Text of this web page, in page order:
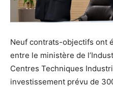
Neuf contrats-objectifs ont
entre le ministère de
Centres Techniques
investissement prévu de